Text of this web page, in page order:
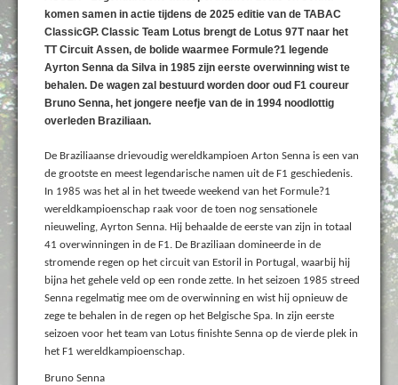
komen samen in actie tijdens de 2025 editie van de TABAC
ClassicGP. Classic Team Lotus brengt de Lotus 97T naar het
TT Circuit Assen, de bolide waarmee Formule?1 legende
Ayrton Senna da Silva in 1985 zijn eerste overwinning wist te
behalen. De wagen zal bestuurd worden door oud F1 coureur
Bruno Senna, het jongere neefje van de in 1994 noodlottig
overleden Braziliaan.
De Braziliaanse drievoudig wereldkampioen Arton Senna is een van
de grootste en meest legendarische namen uit de F1 geschiedenis.
In 1985 was het al in het tweede weekend van het Formule?1
wereldkampioenschap raak voor de toen nog sensationele
nieuweling, Ayrton Senna. Hij behaalde de eerste van zijn in totaal
41 overwinningen in de F1. De Braziliaan domineerde in de
stromende regen op het circuit van Estoril in Portugal, waarbij hij
bijna het gehele veld op een ronde zette. In het seizoen 1985 streed
Senna regelmatig mee om de overwinning en wist hij opnieuw de
zege te behalen in de regen op het Belgische Spa. In zijn eerste
seizoen voor het team van Lotus finishte Senna op de vierde plek in
het F1 wereldkampioenschap.
Bruno Senna